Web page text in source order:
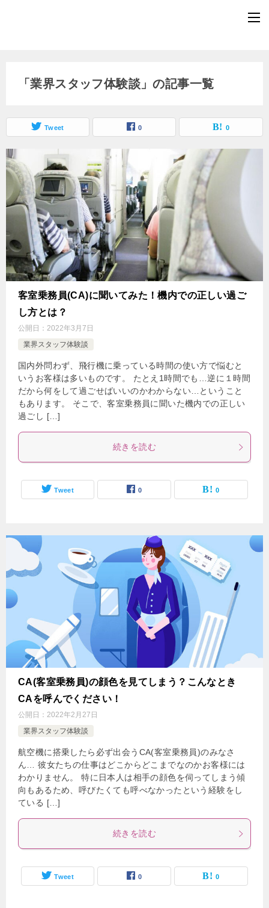
「業界スタッフ体験談」の記事一覧
Tweet 0 0
客室乗務員(CA)に聞いてみた！機内での正しい過ご
し方とは？
公開日： 2022年3月7日
業界スタッフ体験談
国内外問わず、飛行機に乗っている時間の使い方で悩むと
いうお客様は多いものです。 たとえ1時間でも…逆に１時間
だから何をして過ごせばいいのかわからない…ということ
もあります。 そこで、客室乗務員に聞いた機内での正しい
過ごし […]
続きを読む
Tweet 0 0
CA(客室乗務員)の顔色を見てしまう？こんなとき
CAを呼んでください！
公開日： 2022年2月27日
業界スタッフ体験談
航空機に搭乗したら必ず出会うCA(客室乗務員)のみなさ
ん… 彼女たちの仕事はどこからどこまでなのかお客様には
わかりません。 特に日本人は相手の顔色を伺ってしまう傾
向もあるため、呼びたくても呼べなかったという経験をし
ている […]
続きを読む
Tweet 0 0